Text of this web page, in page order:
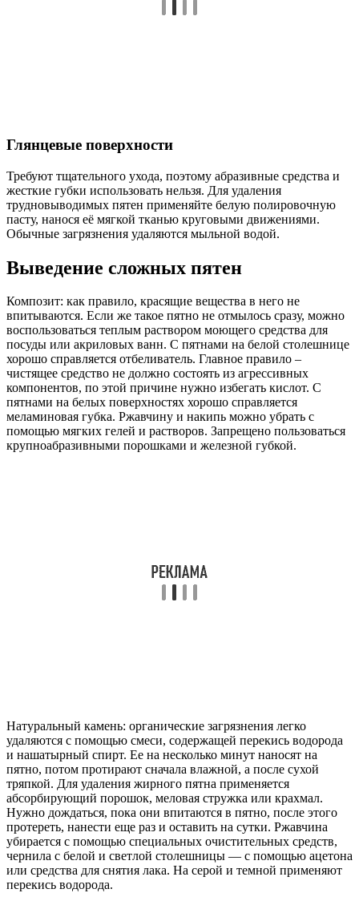
Глянцевые поверхности
Требуют тщательного ухода, поэтому абразивные средства и
жесткие губки использовать нельзя. Для удаления
трудновыводимых пятен применяйте белую полировочную
пасту, нанося её мягкой тканью круговыми движениями.
Обычные загрязнения удаляются мыльной водой.
Выведение сложных пятен
Композит: как правило, красящие вещества в него не
впитываются. Если же такое пятно не отмылось сразу, можно
воспользоваться теплым раствором моющего средства для
посуды или акриловых ванн. С пятнами на белой столешнице
хорошо справляется отбеливатель. Главное правило –
чистящее средство не должно состоять из агрессивных
компонентов, по этой причине нужно избегать кислот. С
пятнами на белых поверхностях хорошо справляется
меламиновая губка. Ржавчину и накипь можно убрать с
помощью мягких гелей и растворов. Запрещено пользоваться
крупноабразивными порошками и железной губкой.
Натуральный камень: органические загрязнения легко
удаляются с помощью смеси, содержащей перекись водорода
и нашатырный спирт. Ее на несколько минут наносят на
пятно, потом протирают сначала влажной, а после сухой
тряпкой. Для удаления жирного пятна применяется
абсорбирующий порошок, меловая стружка или крахмал.
Нужно дождаться, пока они впитаются в пятно, после этого
протереть, нанести еще раз и оставить на сутки. Ржавчина
убирается с помощью специальных очистительных средств,
чернила с белой и светлой столешницы — с помощью ацетона
или средства для снятия лака. На серой и темной применяют
перекись водорода.